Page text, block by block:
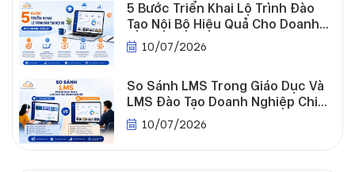
5 Bước Triển Khai Lộ Trình Đào
Tạo Nội Bộ Hiệu Quả Cho Doanh
Nghiệp
10/07/2026
So Sánh LMS Trong Giáo Dục Và
LMS Đào Tạo Doanh Nghiệp Chi
Tiết10/07/2026